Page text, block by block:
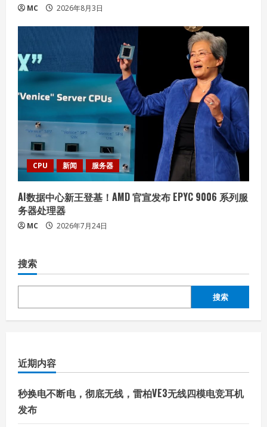
MC 2026年8月3日
CPU 新闻 服务器
AI数据中心新王登基！AMD 官宣发布 EPYC 9006 系列服
务器处理器
MC 2026年7月24日
搜索
搜索
近期内容
秒换电不断电，彻底无线，雷柏VE3无线四模电竞耳机
发布